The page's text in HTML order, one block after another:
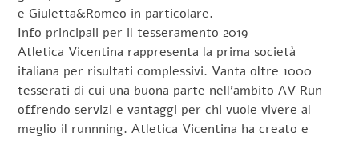
e Giuletta&Romeo in particolare.
Info principali per il tesseramento 2019
Atletica Vicentina rappresenta la prima società
italiana per risultati complessivi. Vanta oltre 1000
tesserati di cui una buona parte nell’ambito AV Run
offrendo servizi e vantaggi per chi vuole vivere al
meglio il runnning. Atletica Vicentina ha creato e